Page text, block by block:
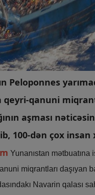
Peloponnes
qeyri-qanuni
aşması
100-dən çox insan
Yunanıstan mətbuatına
miqrantları daşıyan
Navarin qalası